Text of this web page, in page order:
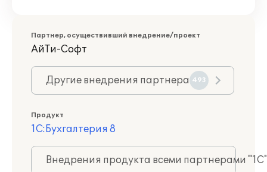
Партнер, осуществивший внедрение/проект
АйТи-Софт
Другие внедрения партнера 493
Продукт
1С:Бухгалтерия 8
Внедрения продукта всеми партнерами